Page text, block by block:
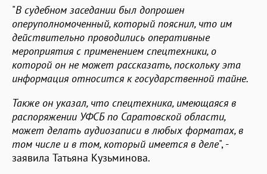
"В судебном заседании был допрошен
оперуполномоченный, который пояснил, что им
действительно проводились оперативные
мероприятия с применением спецтехники, о
которой он не может рассказать, поскольку эта
информация относится к государственной тайне.
Также он указал, что спецтехника, имеющаяся в
распоряжении УФСБ по Саратовской области,
может делать аудиозаписи в любых форматах, в
том числе и в том, который имеется в деле", -
заявила Татьяна Кузьминова.